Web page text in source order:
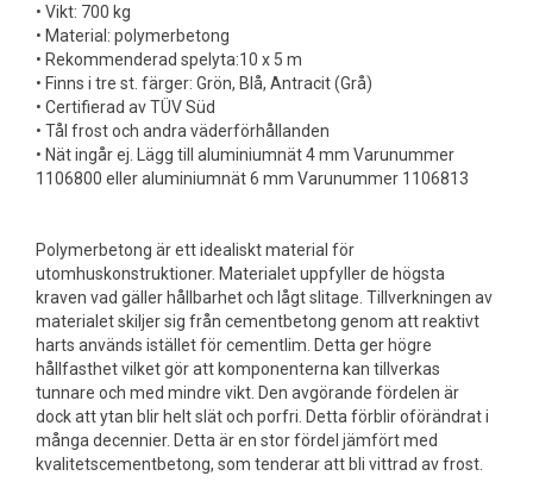
• Vikt: 700 kg
• Material: polymerbetong
• Rekommenderad spelyta:10 x 5 m
• Finns i tre st. färger: Grön, Blå, Antracit (Grå)
• Certifierad av TÜV Süd
• Tål frost och andra väderförhållanden
• Nät ingår ej. Lägg till aluminiumnät 4 mm Varunummer
1106800 eller aluminiumnät 6 mm Varunummer 1106813
Polymerbetong är ett idealiskt material för
utomhuskonstruktioner. Materialet uppfyller de högsta
kraven vad gäller hållbarhet och lågt slitage. Tillverkningen av
materialet skiljer sig från cementbetong genom att reaktivt
harts används istället för cementlim. Detta ger högre
hållfasthet vilket gör att komponenterna kan tillverkas
tunnare och med mindre vikt. Den avgörande fördelen är
dock att ytan blir helt slät och porfri. Detta förblir oförändrat i
många decennier. Detta är en stor fördel jämfört med
kvalitetscementbetong, som tenderar att bli vittrad av frost.